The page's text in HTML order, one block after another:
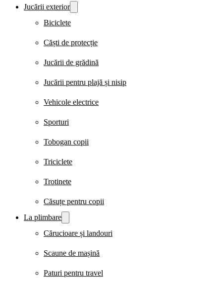
Jucării exterior
Biciclete
Căști de protecție
Jucării de grădină
Jucării pentru plajă și nisip
Vehicole electrice
Sporturi
Tobogan copii
Triciclete
Trotinete
Căsuțe pentru copii
La plimbare
Cărucioare și landouri
Scaune de mașină
Paturi pentru travel